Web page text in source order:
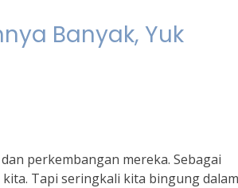
Banyak, Yuk
perkembangan mereka. Sebagai
Tapi seringkali kita bingung dalam